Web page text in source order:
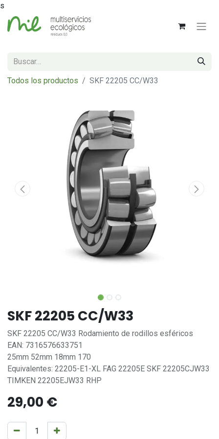
s
Todos los productos SKF 22205 CC/W33
SKF 22205 CC/W33
SKF 22205 CC/W33 Rodamiento de rodillos esféricos
EAN: 7316576633751
25mm 52mm 18mm 170
Equivalentes: 22205-E1-XL FAG 22205E SKF 22205CJW33
TIMKEN 22205EJW33 RHP
29,00 €